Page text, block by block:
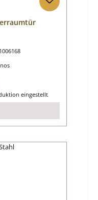
eingestellt